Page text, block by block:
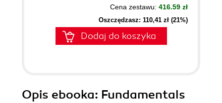
Cena zestawu: 416.59 zł
Oszczędzasz: 110,41 zł (21%)
Dodaj do koszyka
Opis ebooka: Fundamentals